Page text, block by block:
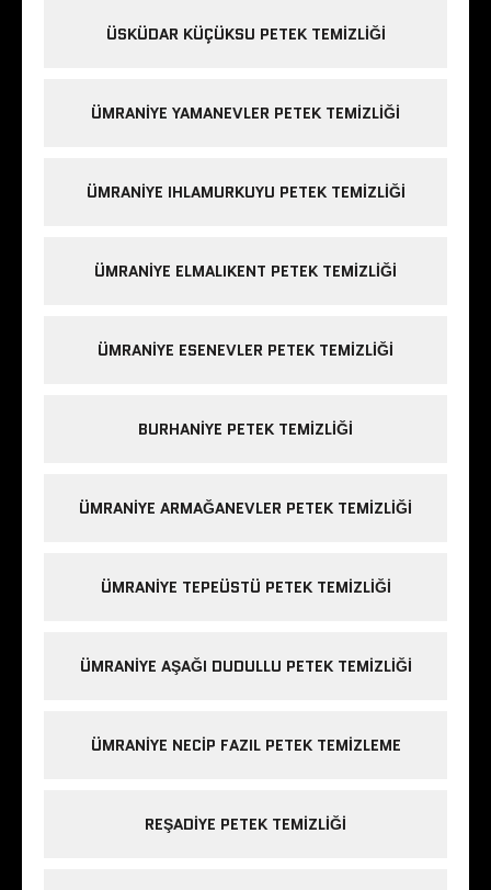
ÜSKÜDAR KÜÇÜKSU PETEK TEMIZLIĞI
ÜMRANIYE YAMANEVLER PETEK TEMIZLIĞI
ÜMRANIYE IHLAMURKUYU PETEK TEMIZLIĞI
ÜMRANIYE ELMALIKENT PETEK TEMIZLIĞI
ÜMRANIYE ESENEVLER PETEK TEMIZLIĞI
BURHANIYE PETEK TEMIZLIĞI
ÜMRANIYE ARMAĞANEVLER PETEK TEMIZLIĞI
ÜMRANIYE TEPEÜSTÜ PETEK TEMIZLIĞI
ÜMRANIYE AŞAĞI DUDULLU PETEK TEMIZLIĞI
ÜMRANIYE NECIP FAZIL PETEK TEMIZLEME
REŞADIYE PETEK TEMIZLIĞI